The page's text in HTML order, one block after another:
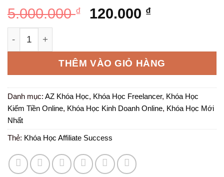
5.000.000₫
Giá
5.000.000 ₫.
120.000 ₫Giá
là:
120.000 ₫.
Khóa Học Affiliate Success Mới Nhất Cùng Khởi
THÊM VÀO GIỎ HÀNG
Danh mục: AZ Khóa Học, Khóa Học Freelancer, Khóa Học
Kiếm Tiền Online, Khóa Học Kinh Doanh Online, Khóa Học Mới
Nhất
Thẻ: Khóa Học Affiliate Success